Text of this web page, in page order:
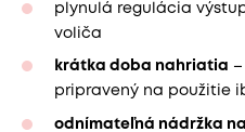
plynulá regulácia
voliča
krátka doba nahriatia
pripravený na použitie
odnímateľná nádržka na